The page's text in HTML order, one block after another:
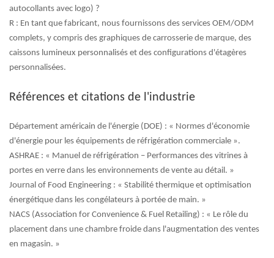
autocollants avec logo) ?
R : En tant que fabricant, nous fournissons des services OEM/ODM
complets, y compris des graphiques de carrosserie de marque, des
caissons lumineux personnalisés et des configurations d'étagères
personnalisées.
Références et citations de l'industrie
Département américain de l'énergie (DOE) : « Normes d'économie
d'énergie pour les équipements de réfrigération commerciale ».
ASHRAE : « Manuel de réfrigération – Performances des vitrines à
portes en verre dans les environnements de vente au détail. »
Journal of Food Engineering : « Stabilité thermique et optimisation
énergétique dans les congélateurs à portée de main. »
NACS (Association for Convenience & Fuel Retailing) : « Le rôle du
placement dans une chambre froide dans l'augmentation des ventes
en magasin. »